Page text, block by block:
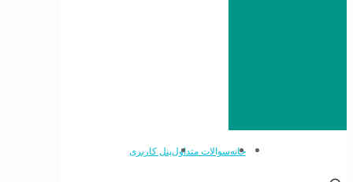
خانهسوالات متداولپنل کاربری